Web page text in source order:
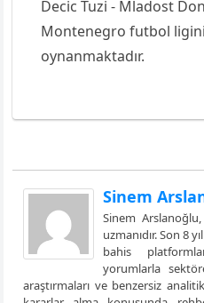
Decic Tuzi - Mladost
Montenegro futbol
oynanmaktadır.
Sinem
Sinem
uzmanıdır. Son 8
bahis
yorumlarla
araştırmaları ve benzersiz